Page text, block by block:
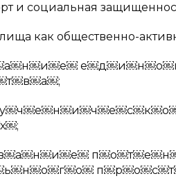
и социальная
как общественно-